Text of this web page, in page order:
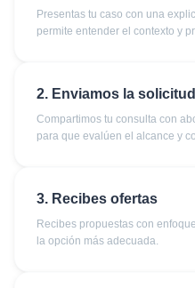
Presentas tu caso con una
permite entender el contexto y
2. Enviamos la solicitud
Compartimos tu consulta con
para que evalúen el alcance y
3. Recibes ofertas
Recibes propuestas con
la opción más adecuada.